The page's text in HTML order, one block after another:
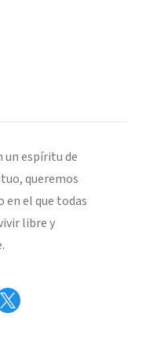
un espíritu de
queremos
en el que todas
libre y